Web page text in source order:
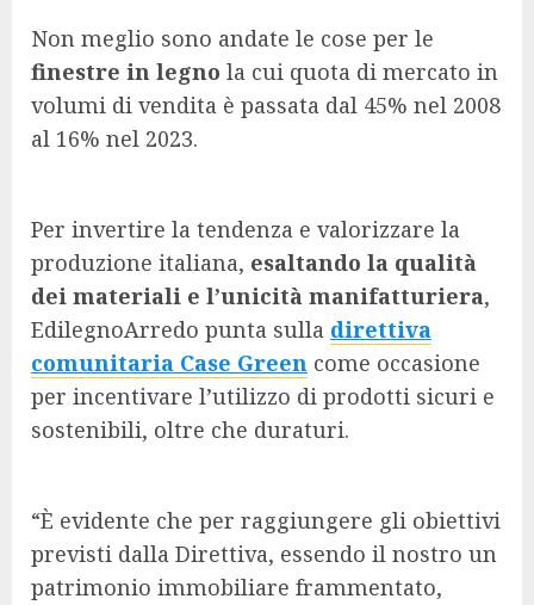
Non meglio sono andate le cose per le
finestre in legno la cui quota di mercato in
volumi di vendita è passata dal 45% nel 2008
al 16% nel 2023.
Per invertire la tendenza e valorizzare la
produzione italiana, esaltando la qualità
dei materiali e l’unicità manifatturiera,
EdilegnoArredo punta sulla direttiva
comunitaria Case Green come occasione
per incentivare l’utilizzo di prodotti sicuri e
sostenibili, oltre che duraturi.
“È evidente che per raggiungere gli obiettivi
previsti dalla Direttiva, essendo il nostro un
patrimonio immobiliare frammentato,